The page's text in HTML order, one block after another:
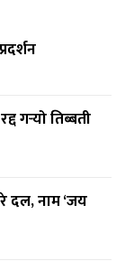
गर्‍यो तिब्बती
दल, नाम ‘जय